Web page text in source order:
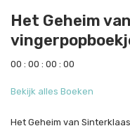
Het Geheim
00 : 00 : 00 : 00
Bekijk alles Boeken
Het Geheim van